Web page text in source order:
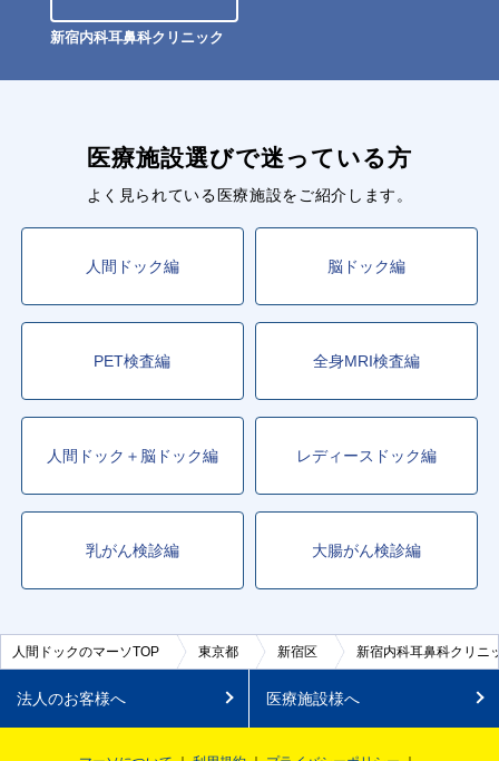
新宿内科耳鼻科クリニック
医療施設選びで迷っている方
よく見られている医療施設をご紹介します。
人間ドック編 脳ドック編
PET検査編 全身MRI検査編
人間ドック＋脳ドック編 レディースドック編
乳がん検診編 大腸がん検診編
人間ドックのマーソTOP 東京都 新宿区 新宿内科耳鼻科クリニ
法人のお客様へ 医療施設様へ